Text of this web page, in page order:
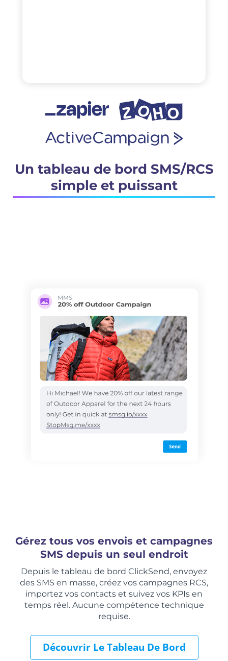
Un tableau de bord SMS/RCS
simple et puissant
Gérez tous vos envois et campagnes
SMS depuis un seul endroit
Depuis le tableau de bord ClickSend, envoyez
des SMS en masse, créez vos campagnes RCS,
importez vos contacts et suivez vos KPIs en
temps réel. Aucune compétence technique
requise.
Découvrir Le Tableau De Bord